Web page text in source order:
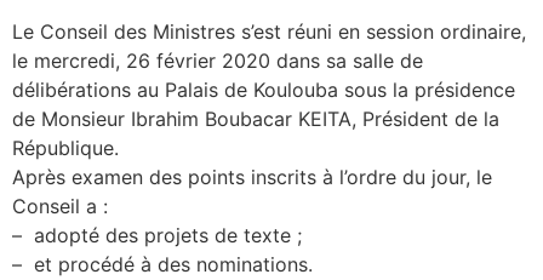
Le Conseil des Ministres s’est réuni en session ordinaire,
le mercredi, 26 février 2020 dans sa salle de
délibérations au Palais de Koulouba sous la présidence
de Monsieur Ibrahim Boubacar KEITA, Président de la
République.
Après examen des points inscrits à l’ordre du jour, le
Conseil a :
– adopté des projets de texte ;
– et procédé à des nominations.